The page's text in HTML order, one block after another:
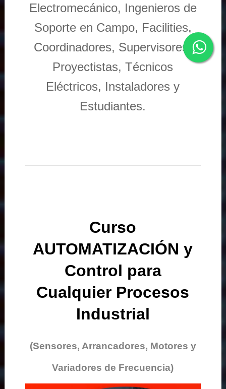
Electromecánico, Ingenieros de
Soporte en Campo, Facilities,
Coordinadores, Supervisores,
Proyectistas, Técnicos
Eléctricos, Instaladores y
Estudiantes.
Curso
AUTOMATIZACIÓN y
Control para
Cualquier Procesos
Industrial
(Sensores, Arrancadores, Motores y
Variadores de Frecuencia)